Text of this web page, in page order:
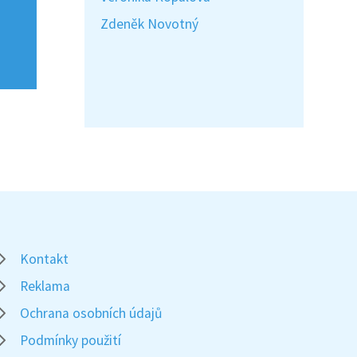
Zdeněk Novotný
Kontakt
Reklama
Ochrana osobních údajů
Podmínky použití